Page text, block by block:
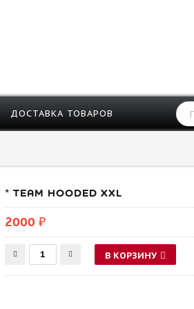
ДОСТАВКА ТОВАРОВ
* TEAM HOODED XXL
2000 ₽
В КОРЗИНУ